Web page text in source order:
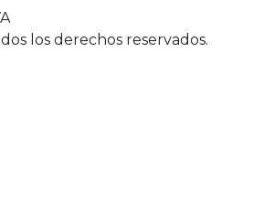
los derechos reservados.